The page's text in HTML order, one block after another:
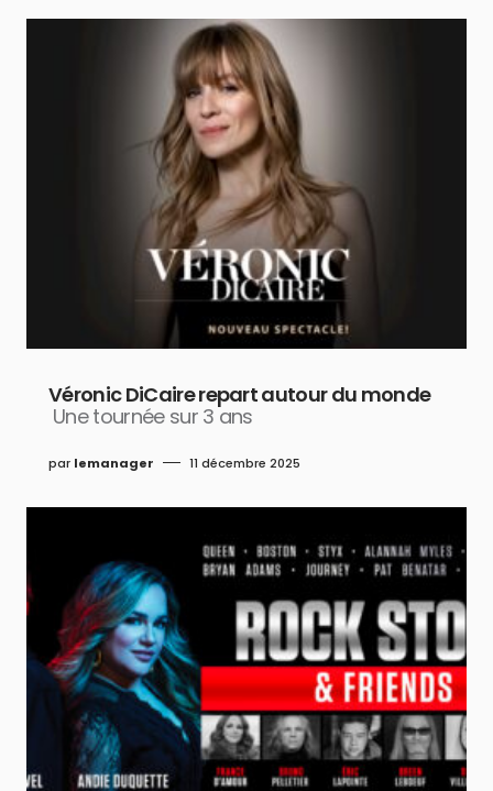
Véronic DiCaire repart autour du monde
Une tournée sur 3 ans
par lemanager 11 décembre 2025